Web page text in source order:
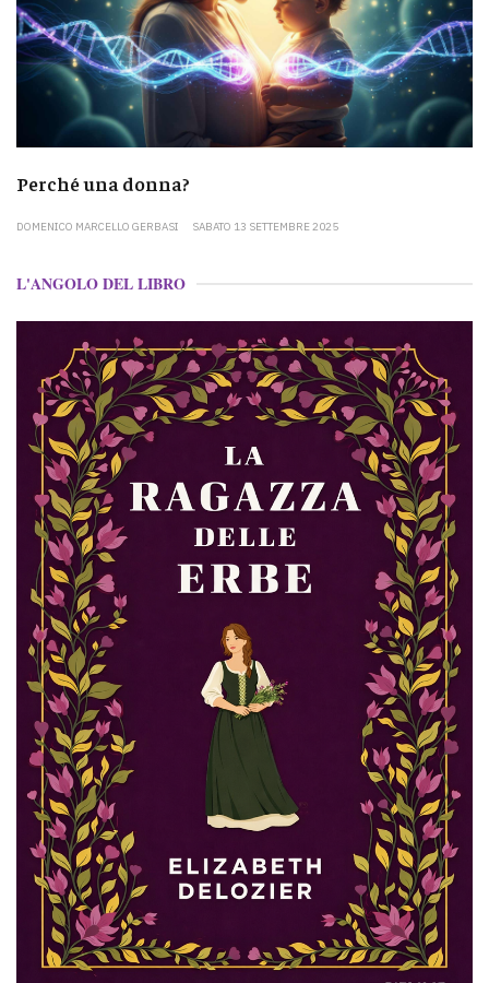
Perché una donna?
DOMENICO MARCELLO GERBASI SABATO 13 SETTEMBRE 2025
L'ANGOLO DEL LIBRO